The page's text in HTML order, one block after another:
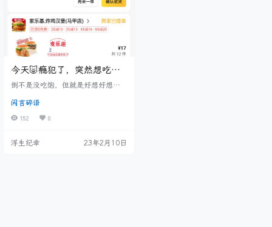
今天🐷瘾犯了，突然想吃垃
圾食品
倒不是没吃饱，但就是好想好想吃
费不应该如此挥霍，可是我还是忍
不住用了钱。贪嗔痴三戒，我总是
团订单
闲言碎语
152 0
浮生纪幸 23年2月10日